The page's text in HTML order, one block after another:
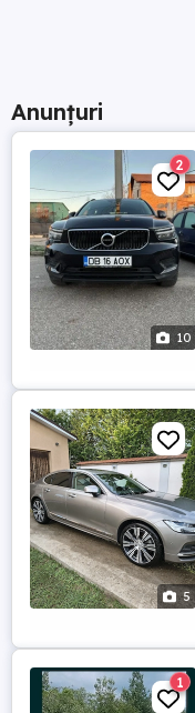
Anunțuri
10
2
5
1